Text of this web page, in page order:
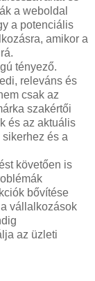
a weboldal
a potenciális
amikor a
tényező.
releváns és
csak az
szakértői
és az aktuális
és a
követően is
bővítése
vállalkozások
az üzleti